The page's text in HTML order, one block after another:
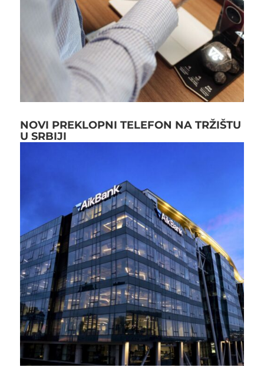
NOVI PREKLOPNI TELEFON NA TRŽIŠTU
U SRBIJI